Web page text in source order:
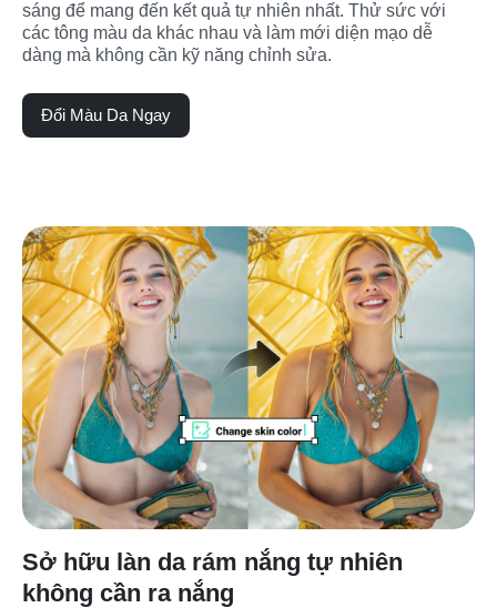
sáng để mang đến kết quả tự nhiên nhất. Thử sức với
các tông màu da khác nhau và làm mới diện mạo dễ
dàng mà không cần kỹ năng chỉnh sửa.
Đổi Màu Da Ngay
Sở hữu làn da rám nắng tự nhiên
không cần ra nắng